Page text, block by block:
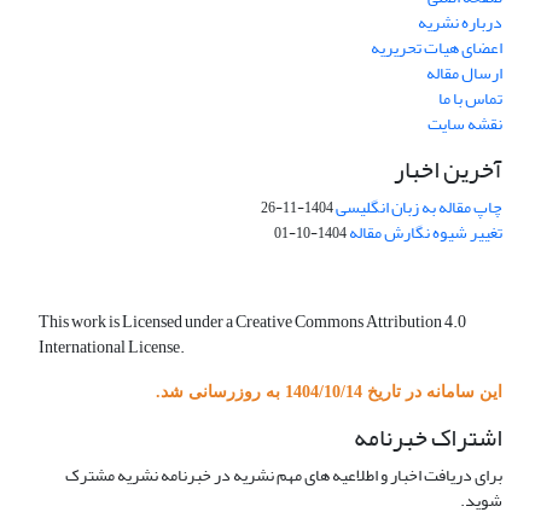
درباره نشریه
اعضای هیات تحریریه
ارسال مقاله
تماس با ما
نقشه سایت
آخرین اخبار
چاپ مقاله به زبان انگلیسی1404-11-26
تغییر شیوه نگارش مقاله1404-10-01
This work is Licensed under a Creative Commons Attribution 4.0
International License.
این سامانه در تاریخ 1404/10/14 به روزرسانی شد.
اشتراک خبرنامه
برای دریافت اخبار و اطلاعیه های مهم نشریه در خبرنامه نشریه مشترک
شوید.